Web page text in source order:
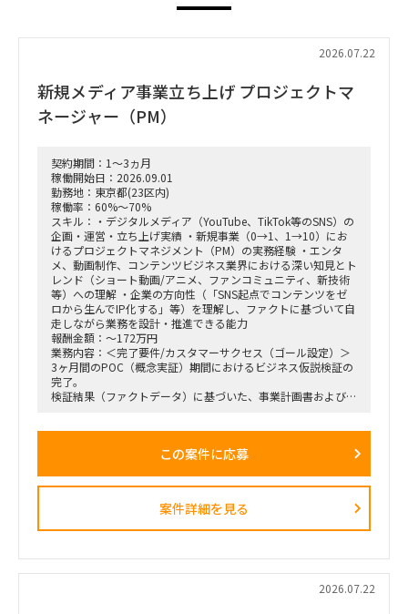
2026.07.22
新規メディア事業立ち上げ プロジェクトマ
ネージャー（PM）
契約期間：1～3ヵ月
稼働開始日：2026.09.01
勤務地：東京都(23区内)
稼働率：60%～70%
スキル：・デジタルメディア（YouTube、TikTok等のSNS）の
企画・運営・立ち上げ実績 ・新規事業（0→1、1→10）にお
けるプロジェクトマネジメント（PM）の実務経験 ・エンタ
メ、動画制作、コンテンツビジネス業界における深い知見とト
レンド（ショート動画/アニメ、ファンコミュニティ、新技術
等）への理解 ・企業の方向性（「SNS起点でコンテンツをゼ
ロから生んでIP化する」等）を理解し、ファクトに基づいて自
走しながら業務を設計・推進できる能力
報酬金額：～172万円
業務内容：＜完了要件/カスタマーサクセス（ゴール設定）＞
3ヶ月間のPOC（概念実証）期間におけるビジネス仮説検証の
完了。
検証結果（ファクトデータ）に基づいた、事業計画書および市
・稟議通過後の実務（POCフェーズ）におけるプロジェクト
・3ヶ月間の検証マイルストーン（ガントチャート等）の設計
・市場調査、ヒアリング対象（パートナー等）の調査・選定・
実行。
デート。
・事業計画、ターゲット層の選定、市場規模の再見直し。
・週1回または隔週1回程度の定例ミーティングへの参加、お
この案件に応募
案件詳細を見る
2026.07.22